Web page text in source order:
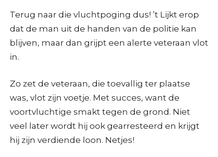
Terug naar die vluchtpoging dus! ’t Lijkt erop
dat de man uit de handen van de politie kan
blijven, maar dan grijpt een alerte veteraan vlot
in.
Zo zet de veteraan, die toevallig ter plaatse
was, vlot zijn voetje. Met succes, want de
voortvluchtige smakt tegen de grond. Niet
veel later wordt hij ook gearresteerd en krijgt
hij zijn verdiende loon. Netjes!